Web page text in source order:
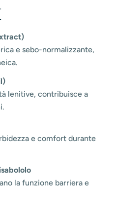
e sebo-normalizzante,
lenitive, contribuisce a
e comfort durante
la funzione barriera e